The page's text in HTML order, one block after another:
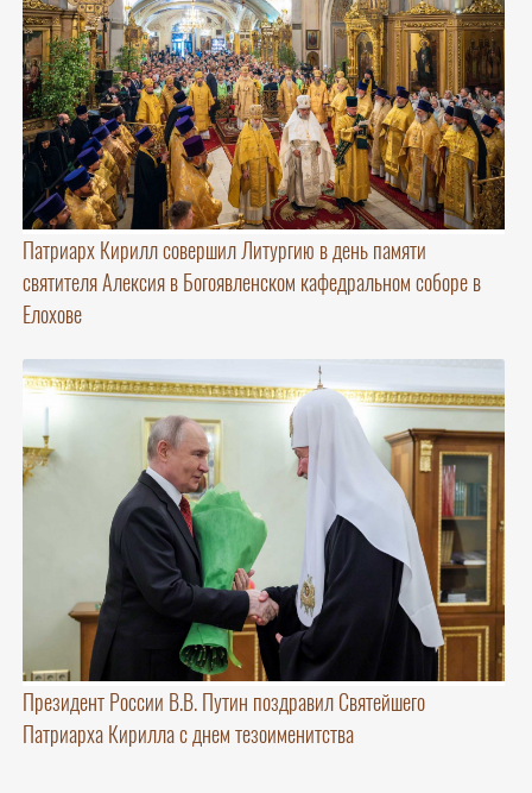
Патриарх Кирилл совершил Литургию в день памяти
святителя Алексия в Богоявленском кафедральном соборе в
Елохове
Президент России В.В. Путин поздравил Святейшего
Патриарха Кирилла с днем тезоименитства